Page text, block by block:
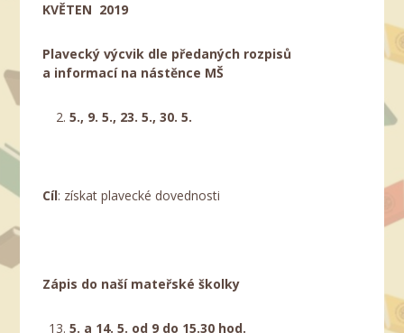
KVĚTEN 2019
Plavecký výcvik dle předaných rozpisů
a informací na nástěnce MŠ
5., 9. 5., 23. 5., 30. 5.
Cíl: získat plavecké dovednosti
Zápis do naší mateřské školky
5. a 14. 5. od 9 do 15.30 hod.